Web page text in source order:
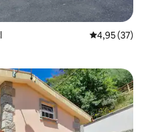
4,95 de uma
4,95 (37)